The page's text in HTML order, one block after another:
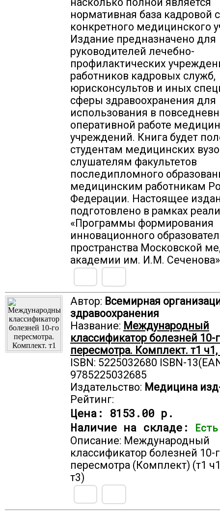
нормативная база кадровой
конкретного медицинского
Издание предназначено для
руководителей лечебно-
профилактических
работников кадровых служб,
юрисконсультов и иных
сферы здравоохранения для
использования в
оперативной работе
учреждений. Книга будет
студентам медицинских
слушателям факультетов
последипломного
медицинским работникам
Федерации. Настоящее
подготовлено в рамках
«Программы формирования
инновационного
пространства Московской
академии им. И.М.
Автор: Всемирная
здравоохранения
Название: Международный
классификатор болезней 10-
пересмотра. Комплект. т1 ч1,
ISBN: 5225032680 ISBN-
9785225032685
Издательство: Медицина
Рейтинг:
Цена: 8153.00 р.
Наличие на складе:
Есть
Описание: Международный
классификатор болезней 10-
пересмотра (Комплект) (т1
т3)